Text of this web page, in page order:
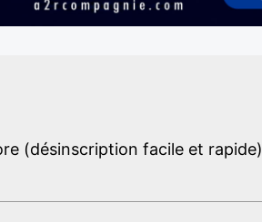
(désinscription facile et rapide)